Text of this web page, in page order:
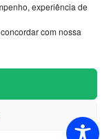
experiência de
com nossa